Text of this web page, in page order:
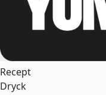
Recept
Dryck